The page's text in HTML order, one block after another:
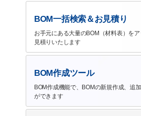
BOM一括検索＆お見積り
お手元にある大量のBOM（材料表）を
見積りいたします
BOM作成ツール
BOM作成機能で、BOMの新規作成、追
ができます